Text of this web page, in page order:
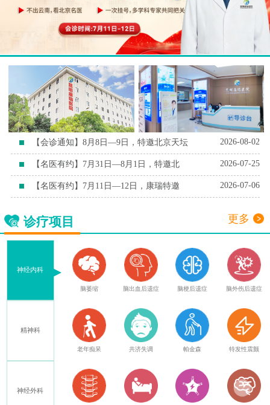
【会诊通知】8月8日—9日，特邀北京天坛 2026-08-02
【名医有约】7月31日—8月1日，特邀北 2026-07-25
【名医有约】7月11日—12日，康瑞特邀 2026-07-06
诊疗项目 更多
神经内科
精神科
神经外科
脑萎缩 脑出血后遗症 脑梗后遗症 脑外伤后遗症
老年痴呆 共济失调 帕金森 特发性震颤